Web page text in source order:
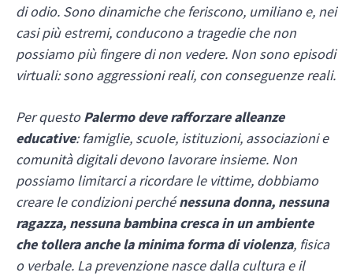
di odio. Sono dinamiche che feriscono, umiliano e, nei
casi più estremi, conducono a tragedie che non
possiamo più fingere di non vedere. Non sono episodi
virtuali: sono aggressioni reali, con conseguenze reali.
Per questoPalermo deve rafforzare alleanze
educative: famiglie, scuole, istituzioni, associazioni e
comunità digitali devono lavorare insieme. Non
possiamo limitarci a ricordare le vittime, dobbiamo
creare le condizioni perchénessuna donna, nessuna
ragazza, nessuna bambina cresca in un ambiente
che tollera anche la minima forma di violenza, fisica
o verbale. La prevenzione nasce dalla cultura e il